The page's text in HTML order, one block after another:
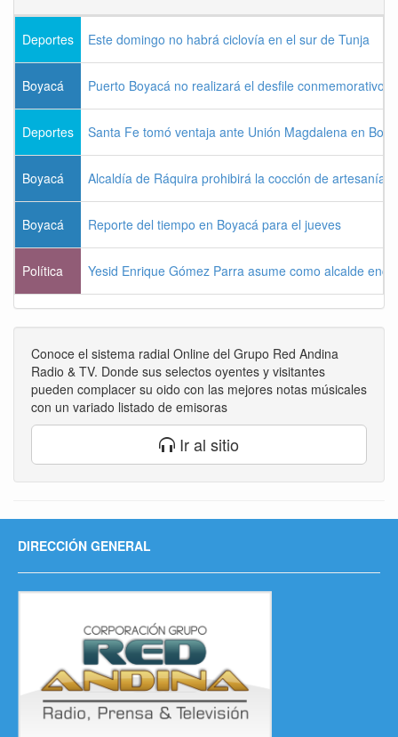
Deportes Este domingo no habrá ciclovía en el sur de Tunja
Boyacá Puerto Boyacá no realizará el desfile conmemorativo
Deportes Santa Fe tomó ventaja ante Unión Magdalena en
Boyacá Alcaldía de Ráquira prohibirá la cocción de
Boyacá Reporte del tiempo en Boyacá para el jueves
Política Yesid Enrique Gómez Parra asume como alcalde
Conoce el sistema radial Online del Grupo Red Andina
Radio & TV. Donde sus selectos oyentes y visitantes
pueden complacer su oido con las mejores notas músicales
con un variado listado de emisoras
Ir al sitio
DIRECCIÓN GENERAL